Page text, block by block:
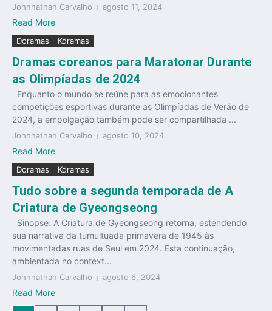
Johnnathan Carvalho agosto 11, 2024
Read More
Doramas Kdramas
Dramas coreanos para Maratonar Durante
as Olimpíadas de 2024
Enquanto o mundo se reúne para as emocionantes
competições esportivas durante as Olimpíadas de Verão de
2024, a empolgação também pode ser compartilhada ...
Johnnathan Carvalho agosto 10, 2024
Read More
Doramas Kdramas
Tudo sobre a segunda temporada de A
Criatura de Gyeongseong
Sinopse: A Criatura de Gyeongseong retorna, estendendo
sua narrativa da tumultuada primavera de 1945 às
movimentadas ruas de Seul em 2024. Esta continuação,
ambientada no context...
Johnnathan Carvalho agosto 6, 2024
Read More